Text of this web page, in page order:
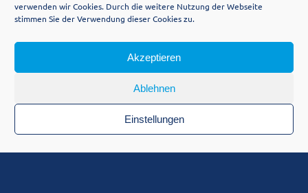
verwenden wir Cookies. Durch die weitere Nutzung der Webseite
stimmen Sie der Verwendung dieser Cookies zu.
Akzeptieren
Ablehnen
Einstellungen
Ausbildungsverbund Pflege für
Gotha & Region
c/o Gothaer Bildungsgesellschaft mbH
Bürgeraue 2 | 99867 Gotha
Nancy Fuhr-Bodenstein
Leiterin Ausbildungsverbund
Fon: 03621 / 423-122
Mobi: 0170 / 7278958